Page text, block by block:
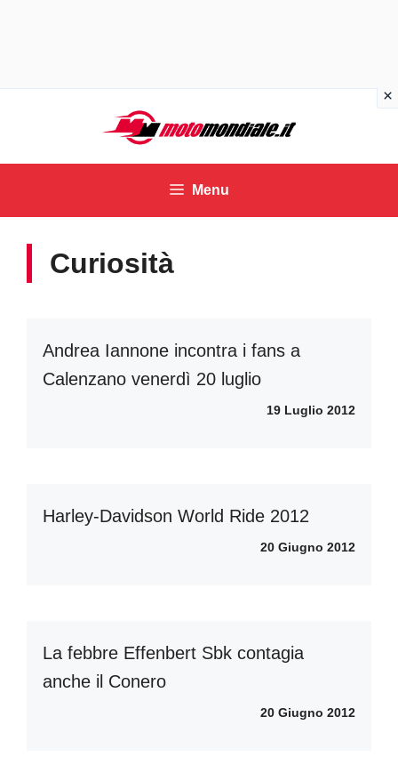
contenuto
Menu
Curiosità
Andrea Iannone incontra i fans a
Calenzano venerdì 20 luglio
19 Luglio 2012
Harley-Davidson World Ride 2012
20 Giugno 2012
La febbre Effenbert Sbk contagia
anche il Conero
20 Giugno 2012